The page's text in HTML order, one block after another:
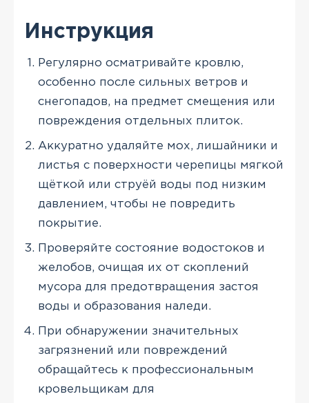
Инструкция
Регулярно осматривайте кровлю,
особенно после сильных ветров и
снегопадов, на предмет смещения или
повреждения отдельных плиток.
Аккуратно удаляйте мох, лишайники и
листья с поверхности черепицы мягкой
щёткой или струёй воды под низким
давлением, чтобы не повредить
покрытие.
Проверяйте состояние водостоков и
желобов, очищая их от скоплений
мусора для предотвращения застоя
воды и образования наледи.
При обнаружении значительных
загрязнений или повреждений
обращайтесь к профессиональным
кровельщикам для